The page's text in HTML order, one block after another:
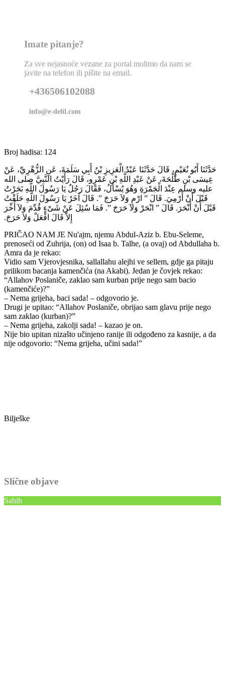
Imate pitanje?
Za sve nejasnoće vezane za portal molimo da nam se
javite na telefon ili pišite na email.
+436506102088
info@e-delil.com
Broj hadisa: 124
حَدَّثَنَا أَبُو نُعَيْمٍ، قَالَ حَدَّثَنَا عَبْدُ الْعَزِيزِ بْنُ أَبِي سَلَمَةَ، عَنِ الزُّهْرِيِّ، عَنْ
عِيسَى بْنِ طَلْحَةَ، عَنْ عَبْدِ اللَّهِ بْنِ عَمْرٍو، قَالَ رَأَيْتُ النَّبِيَّ صلى الله
عليه وسلم عِنْدَ الْجَمْرَةِ وَهُوَ يُسْأَلُ، فَقَالَ رَجُلٌ يَا رَسُولَ اللَّهِ نَحَرْتُ
قَبْلَ أَنْ أَرْمِيَ‏.‏ قَالَ ‏”‏ ارْمِ وَلاَ حَرَجَ ‏”‏‏.‏ قَالَ آخَرُ يَا رَسُولَ اللَّهِ حَلَقْتُ
قَبْلَ أَنْ أَنْحَرَ‏.‏ قَالَ ‏”‏ انْحَرْ وَلاَ حَرَجَ ‏”‏‏.‏ فَمَا سُئِلَ عَنْ شَىْءٍ قُدِّمَ وَلاَ أُخِّرَ
إِلاَّ قَالَ افْعَلْ وَلاَ حَرَجَ‏.‏
PRIČAO NAM JE Nu'ajm, njemu Abdul-Aziz b. Ebu-Seleme,
prenoseći od Zuhrija, (on) od Isaa b. Talhe, (a ovaj) od Abdullaha b.
Amra da je rekao:
Vidio sam Vjerovjesnika, sallallahu alejhi ve sellem, gdje ga pitaju
prilikom bacanja kamenčića (na Akabi). Jedan je čovjek rekao:
“Allahov Poslaniče, zaklao sam kurban prije nego sam bacio
(kamenčiće)?”
– Nema grijeha, baci sada! – odgovorio je.
Drugi je upitao: “Allahov Poslaniče, obrijao sam glavu prije nego
sam zaklao (kurban)?”
– Nema grijeha, zakolji sada! – kazao je on.
Nije bio upitan nizašto učinjeno ranije ili odgođeno za kasnije, a da
nije odgovorio: “Nema grijeha, učini sada!”
Bilješke
Slične objave
Sahih